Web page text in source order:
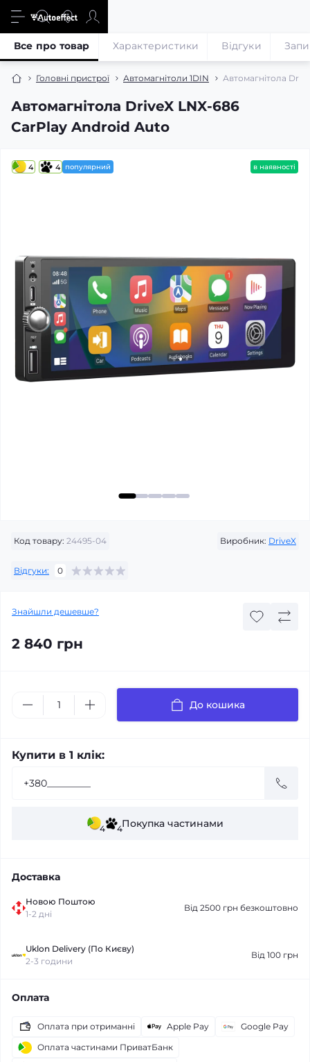
Головні пристрої Автомагнітоли 1DIN Автомагнітола
Автомагнітола DriveX LNX-686
CarPlay Android Auto
Все про товар Характеристики Відгуки
4 4 популярний в наявності
Код товару: 24495-04 Виробник: DriveX
Відгуки: 0
Знайшли дешевше?
2 840 грн
До кошика
Купити в 1 клік:
4 4Покупка частинами
Доставка
Новою Поштою
1-2 дні
Від 2500 грн безкоштовно
Uklon Delivery (По Києву)
2-3 години
Від 100 грн
Оплата
Оплата при отриманні Apple Pay
Google Pay
Оплата частинами ПриватБанк